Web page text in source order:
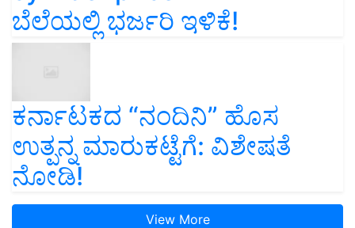
ಬೆಲೆಯಲ್ಲಿ ಭರ್ಜರಿ ಇಳಿಕೆ!
ಕರ್ನಾಟಕದ “ನಂದಿನಿ” ಹೊಸ
ಉತ್ಪನ್ನ ಮಾರುಕಟ್ಟೆಗೆ: ವಿಶೇಷತೆ
ನೋಡಿ!
View More